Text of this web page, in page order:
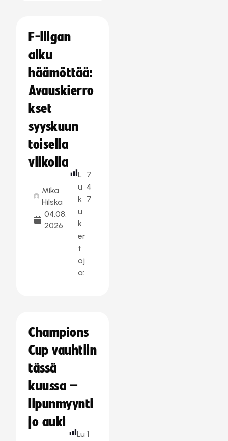
F-liigan
alku
häämöttää:
Avauskierro
kset
syyskuun
toisella
viikolla
Mika
Hilska
04.08.
2026
L
u
k
u
k
er
t
oj
a:
7
4
7
Champions
Cup vauhtiin
tässä
kuussa –
lipunmyynti
jo auki
Lu 1